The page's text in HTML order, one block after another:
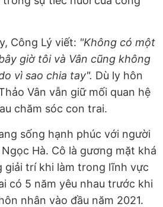
Công Lý viết: "Không có một
giờ tôi và Vân cũng không
vì sao chia tay". Dù ly hôn
Vân vẫn giữ mối quan hệ
chăm sóc con trai.
sống hạnh phúc với người
Hà. Cô là gương mặt khá
giải trí khi làm trong lĩnh vực
có 5 năm yêu nhau trước khi
nhân vào đầu năm 2021.